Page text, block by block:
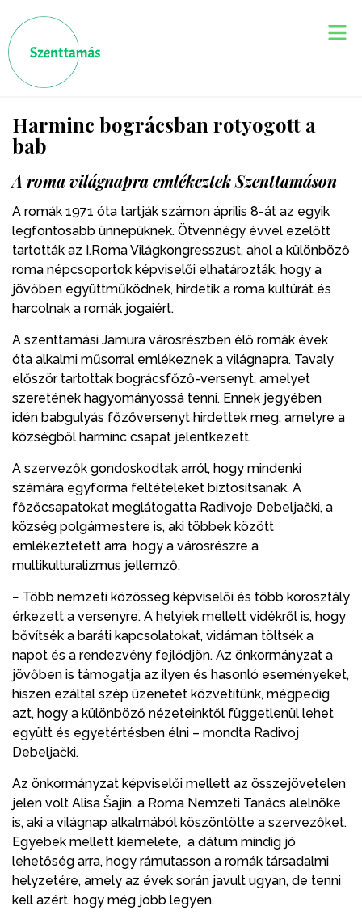
Harminc bográcsban rotyogott a
bab
A roma világnapra emlékeztek Szenttamáson
A romák 1971 óta tartják számon április 8-át az egyik
legfontosabb ünnepüknek. Ötvennégy évvel ezelőtt
tartották az I.Roma Világkongresszust, ahol a különböző
roma népcsoportok képviselői elhatározták, hogy a
jövőben együttműködnek, hirdetik a roma kultúrát és
harcolnak a romák jogaiért.
A szenttamási Jamura városrészben élő romák évek
óta alkalmi műsorral emlékeznek a világnapra. Tavaly
először tartottak bográcsfőző-versenyt, amelyet
szeretének hagyományossá tenni. Ennek jegyében
idén babgulyás főzőversenyt hirdettek meg, amelyre a
községből harminc csapat jelentkezett.
A szervezők gondoskodtak arról, hogy mindenki
számára egyforma feltételeket biztosítsanak. A
főzőcsapatokat meglátogatta Radivoje Debeljački, a
község polgármestere is, aki többek között
emlékeztetett arra, hogy a városrészre a
multikulturalizmus jellemző.
− Több nemzeti közösség képviselői és több korosztály
érkezett a versenyre. A helyiek mellett vidékről is, hogy
bővítsék a baráti kapcsolatokat, vidáman töltsék a
napot és a rendezvény fejlődjön. Az önkormányzat a
jövőben is támogatja az ilyen és hasonló eseményeket,
hiszen ezáltal szép üzenetet közvetítünk, mégpedig
azt, hogy a különböző nézeteinktől függetlenül lehet
együtt és egyetértésben élni – mondta Radivoj
Debeljački.
Az önkormányzat képviselői mellett az összejövetelen
jelen volt Alisa Šajin, a Roma Nemzeti Tanács alelnöke
is, aki a világnap alkalmából köszöntötte a szervezőket.
Egyebek mellett kiemelete, a dátum mindig jó
lehetőség arra, hogy rámutasson a romák társadalmi
helyzetére, amely az évek során javult ugyan, de tenni
kell azért, hogy még jobb legyen.